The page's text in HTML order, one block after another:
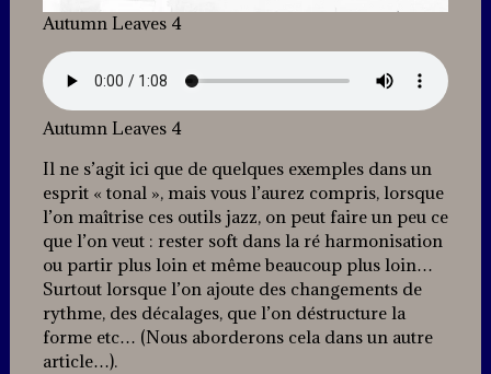
Autumn Leaves 4
Autumn Leaves 4
Il ne s’agit ici que de quelques exemples dans un
esprit « tonal », mais vous l’aurez compris, lorsque
l’on maîtrise ces outils jazz, on peut faire un peu ce
que l’on veut : rester soft dans la ré harmonisation
ou partir plus loin et même beaucoup plus loin…
Surtout lorsque l’on ajoute des changements de
rythme, des décalages, que l’on déstructure la
forme etc… (Nous aborderons cela dans un autre
article…).